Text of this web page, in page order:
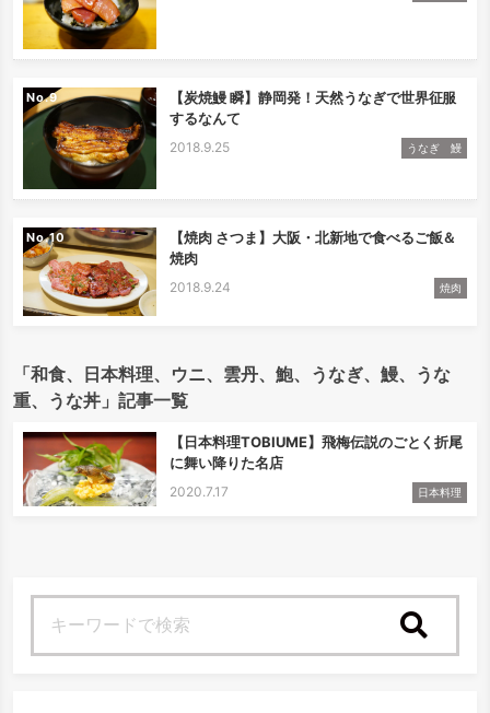
No.
【炭焼鰻 瞬】静岡発！天然うなぎで世界征服
するなんて
2018.9.25 うなぎ 鰻
No.
【焼肉 さつま】大阪・北新地で食べるご飯＆
焼肉
2018.9.24 焼肉
「和食、日本料理、ウニ、雲丹、鮑、うなぎ、鰻、うな
重、うな丼」記事一覧
【日本料理TOBIUME】飛梅伝説のごとく折尾
に舞い降りた名店
2020.7.17 日本料理